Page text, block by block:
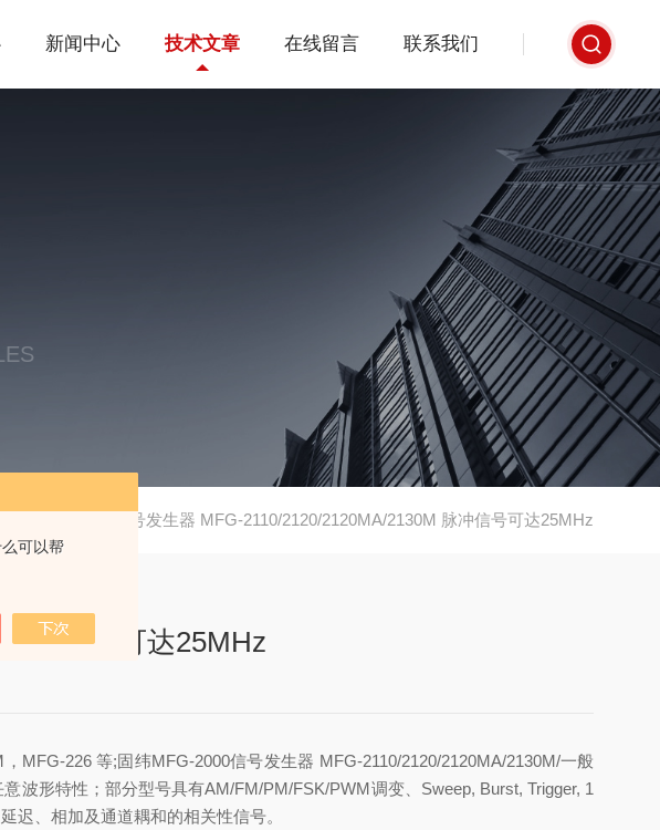
可以帮
新闻中心 技术文章 在线留言 联系我们
固纬MFG-2000信号发生器 MFG-2110/2120/2120MA/2130M 脉冲信号可达25MHz
冲信号可达25MHz
MFG-226 等;固纬MFG-2000信号发生器 MFG-2110/2120/2120MA/2130M/一般
波形特性；部分型号具有AM/FM/PM/FSK/PWM调变、 Sweep, Burst, Trigger, 1
迟、相加及通道耦和的相关性信号。